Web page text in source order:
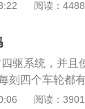
，可以放大车
的四驱系统是
每刻四个车轮
也是比较低的
适时四驱是汽
一种是分时四
车上是不会使
置，在驾驶汽
说汽车有了四
型拥有更强大
阅读：4488
驱系统，并
刻四个车轮都
汽车的操控性
阅读：3901